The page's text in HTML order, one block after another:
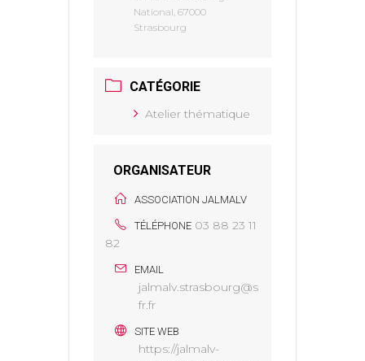
National, 67000
Strasbourg
CATÉGORIE
Atelier thématique
ORGANISATEUR
ASSOCIATION JALMALV
TÉLÉPHONE 03 88 23 11
82
EMAIL
jalmalv.strasbourg@s
fr.fr
SITE WEB
https://jalmalv-